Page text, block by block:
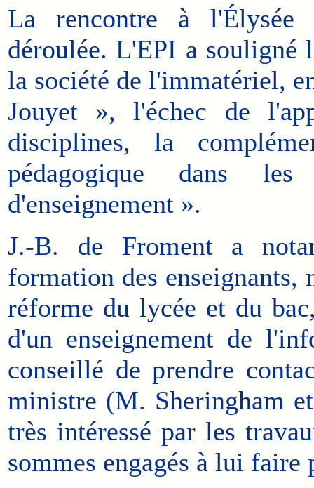
La rencontre à l'Élysée
déroulée. L'EPI a souligné
la société de l'immatériel,
Jouyet », l'échec de
disciplines, la
pédagogique dans
d'enseignement ».
J.-B. de Froment a
formation des
réforme du lycée et du
d'un enseignement de
conseillé de prendre
ministre (M. Sheringham
très intéressé par les
sommes engagés à lui faire